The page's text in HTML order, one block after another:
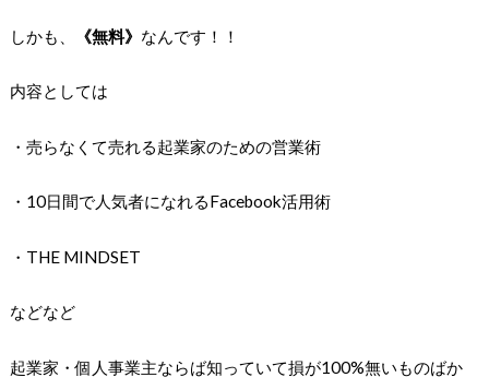
しかも、 《無料》 なんです！！
内容としては
・売らなくて売れる起業家のための営業術
・10日間で人気者になれるFacebook活用術
・THE MINDSET
などなど
起業家・個人事業主ならば知っていて損が100%無いものばか